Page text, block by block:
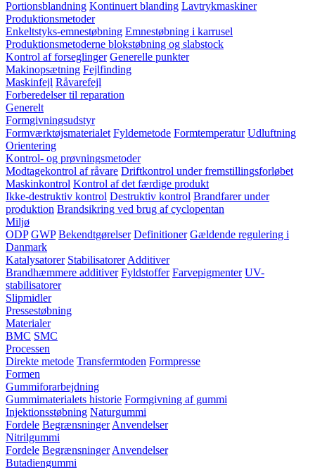
Portionsblandning Kontinuert blanding Lavtrykmaskiner
Produktionsmetoder
Enkeltstyks-emnestøbning Emnestøbning i karrusel
Produktionsmetoderne blokstøbning og slabstock
Kontrol af forseglinger Generelle punkter
Makinopsætning Fejlfinding
Maskinfejl Råvarefejl
Forberedelser til reparation
Generelt
Formgivningsudstyr
Formværktøjsmaterialet Fyldemetode Formtemperatur Udluftning
Orientering
Kontrol- og prøvningsmetoder
Modtagekontrol af råvare Driftkontrol under fremstillingsforløbet
Maskinkontrol Kontrol af det færdige produkt
Ikke-destruktiv kontrol Destruktiv kontrol Brandfarer under
produktion Brandsikring ved brug af cyclopentan
Miljø
ODP GWP Bekendtgørelser Definitioner Gældende regulering i
Danmark
Katalysatorer Stabilisatorer Additiver
Brandhæmmere additiver Fyldstoffer Farvepigmenter UV-
stabilisatorer
Slipmidler
Pressestøbning
Materialer
BMC SMC
Processen
Direkte metode Transfermtoden Formpresse
Formen
Gummiforarbejdning
Gummimaterialets historie Formgivning af gummi
Injektionsstøbning Naturgummi
Fordele Begrænsninger Anvendelser
Nitrilgummi
Fordele Begrænsninger Anvendelser
Butadiengummi